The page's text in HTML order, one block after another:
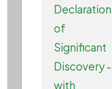
Declaration
of
Significant
Discovery -
with